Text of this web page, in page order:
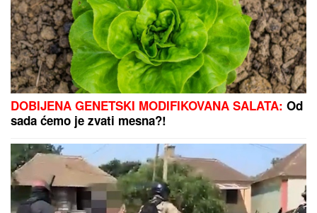
"HITNO PODNOSIMO PRIJAVU ZA KRIVIČNO DELO"
Oglasio se advokat Jelene Radanović nakon jezivih
pretnji koje je dobila od Ane Nikolić: "To je sramno"